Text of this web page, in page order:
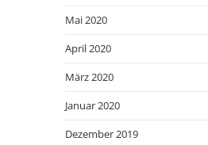
Mai 2020
April 2020
März 2020
Januar 2020
Dezember 2019